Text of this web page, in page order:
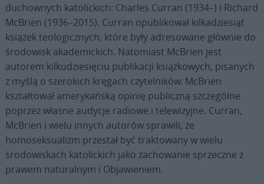
duchownych katolickich: Charles Curran (1934–) i Richard
McBrien (1936–2015). Curran opublikował kilkadziesiąt
książek teologicznych, które były adresowane głównie do
środowisk akademickich. Natomiast McBrien jest
autorem kilkudziesięciu publikacji książkowych, pisanych
z myślą o szerokich kręgach czytelników. McBrien
kształtował amerykańską opinię publiczną szczególne
poprzez własne audycje radiowe i telewizyjne. Curran,
McBrien i wielu innych autorów sprawili, że
homoseksualizm przestał być traktowany w wielu
środowiskach katolickich jako zachowanie sprzeczne z
prawem naturalnym i Objawieniem.